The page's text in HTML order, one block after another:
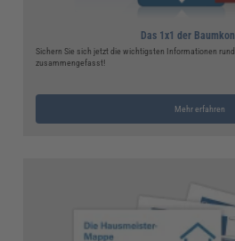
Das 1x1 der
Sichern Sie sich jetzt die wichtigsten Informationen
zusammengefasst!
Mehr erfahren